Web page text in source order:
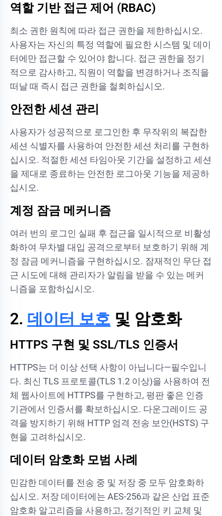
역할 기반 접근 제어 (RBAC)
최소 권한 원칙에 따라 접근 권한을 제한하십시오.
사용자는 자신의 특정 역할에 필요한 시스템 및 데이
터에만 접근할 수 있어야 합니다. 접근 권한을 정기
적으로 감사하고, 직원이 역할을 변경하거나 조직을
떠날 때 즉시 접근 권한을 철회하십시오.
안전한 세션 관리
사용자가 성공적으로 로그인한 후 무작위의 복잡한
세션 식별자를 사용하여 안전한 세션 처리를 구현하
십시오. 적절한 세션 타임아웃 기간을 설정하고 세션
을 제대로 종료하는 안전한 로그아웃 기능을 제공하
십시오.
계정 잠금 메커니즘
여러 번의 로그인 실패 후 접근을 일시적으로 비활성
화하여 무차별 대입 공격으로부터 보호하기 위해 계
정 잠금 메커니즘을 구현하십시오. 잠재적인 무단 접
근 시도에 대해 관리자가 알림을 받을 수 있는 메커
니즘을 포함하십시오.
2. 데이터 보호 및 암호화
HTTPS 구현 및 SSL/TLS 인증서
HTTPS는 더 이상 선택 사항이 아닙니다—필수입니
다. 최신 TLS 프로토콜(TLS 1.2 이상)을 사용하여 전
체 웹사이트에 HTTPS를 구현하고, 평판 좋은 인증
기관에서 인증서를 확보하십시오. 다운그레이드 공
격을 방지하기 위해 HTTP 엄격 전송 보안(HSTS) 구
현을 고려하십시오.
데이터 암호화 모범 사례
민감한 데이터를 전송 중 및 저장 중 모두 암호화하
십시오. 저장 데이터에는 AES-256과 같은 산업 표준
암호화 알고리즘을 사용하고, 정기적인 키 교체 및